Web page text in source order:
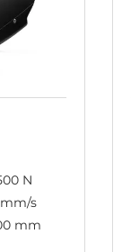
N
mm/s
mm